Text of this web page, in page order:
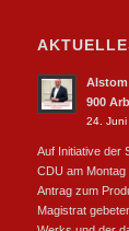
Alstom
900
24.
Auf Initiative der
CDU am
Antrag zum
Magistrat